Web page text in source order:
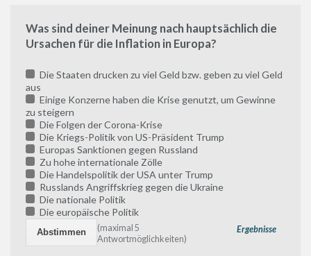
Was sind deiner Meinung nach hauptsächlich die
Ursachen für die Inflation in Europa?
Die Staaten drucken zu viel Geld bzw. geben zu viel Geld
aus
Einige Konzerne haben die Krise genutzt, um Gewinne
zu steigern
Die Folgen der Corona-Krise
Die Kriegs-Politik von US-Präsident Trump
Europas Sanktionen gegen Russland
Zu hohe internationale Zölle
Die Handelspolitik der USA unter Trump
Russlands Angriffskrieg gegen die Ukraine
Die nationale Politik
Die europäische Politik
Ergebnisse
(maximal 5
Antwortmöglichkeiten)